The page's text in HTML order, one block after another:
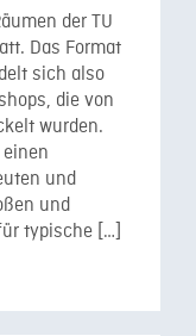
der TU
Das Format
sich also
die von
wurden.
einen
und
und
typische […]